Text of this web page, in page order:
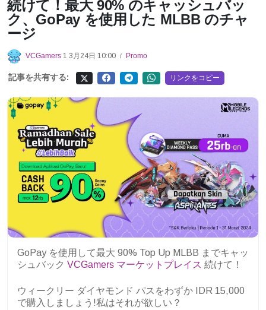
続けて！最大 90% のキャッシュバッ
ク、GoPay を使用した MLBB のチャ
ージ
VCGamers 1 3月24日 10:00 / Promo
記事を共有する: リンクをコピー
GoPay を使用して最大 90% Top Up MLBB までキャッ
シュバック VCGamers マーケットプレイス 続けて！
ウィークリー ダイヤモンド パスをわずか IDR 15,000
で購入しましょう!私はそれが欲しい？